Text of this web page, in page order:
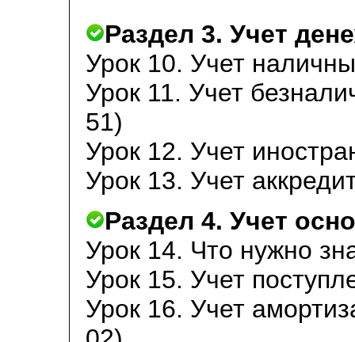
Раздел 3. Учет
Урок 10. Учет
Урок 11. Учет
51)
Урок 12. Учет
Урок 13. Учет
Раздел 4. Учет
Урок 14. Что нужно
Урок 15. Учет
Урок 16. Учет